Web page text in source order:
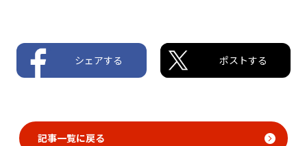
シェアする ポストする
記事一覧に戻る